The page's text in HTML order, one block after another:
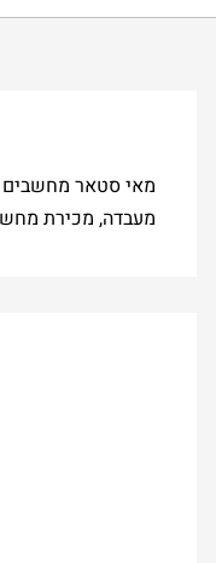
מאי סטאר מחשבים
מעבדה, מכירת